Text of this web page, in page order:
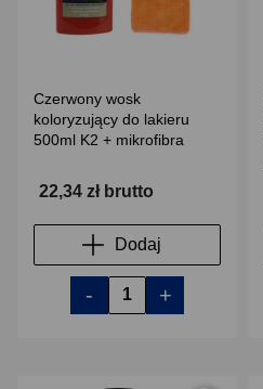
Czerwony wosk
koloryzujący do lakieru
500ml K2 + mikrofibra
22,34 zł brutto
Dodaj
- +